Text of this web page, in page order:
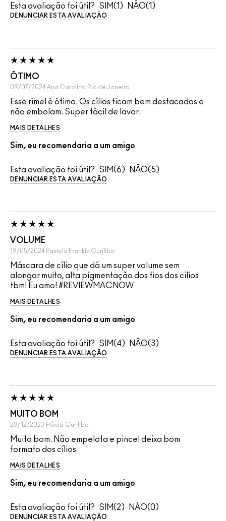
Esta avaliação foi útil? 1 1
DENUNCIAR ESTA AVALIAÇÃO
ÓTIMO
09/07/2024 Ana Carolina Rio de Janeiro
Esse rímel é ótimo. Os cílios ficam bem destacados e
não embolam. Super fácil de lavar.
MAIS DETALHES
Sim, eu recomendaria a um amigo
Esta avaliação foi útil? 6 5
DENUNCIAR ESTA AVALIAÇÃO
VOLUME
19/05/2024 Pamela Frankiv Curitiba
Máscara de cílio que dá um super volume sem
alongar muito, alta pigmentação dos fios dos cilios
tbm! Eu amo! #REVIEWMACNOW
MAIS DETALHES
Sim, eu recomendaria a um amigo
Esta avaliação foi útil? 4 3
DENUNCIAR ESTA AVALIAÇÃO
MUITO BOM
28/12/2023 Flávia Curitiba
Muito bom. Não empelota e pincel deixa bom
formato dos cílios
MAIS DETALHES
Sim, eu recomendaria a um amigo
Esta avaliação foi útil? 2 0
DENUNCIAR ESTA AVALIAÇÃO